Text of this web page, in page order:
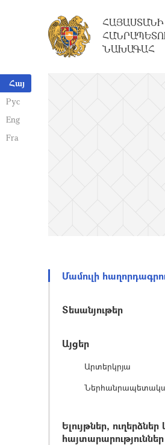
Հայ
Рус
Eng
Fra
ՀԱՅԱՍՏԱՆԻ
ՆԱԽԱԳԱՀ
Մամուլի
Տեսանյութեր
Այցեր
Արտերկրյա
Ելույթներ, ուղերձներ
հայտարարություններ